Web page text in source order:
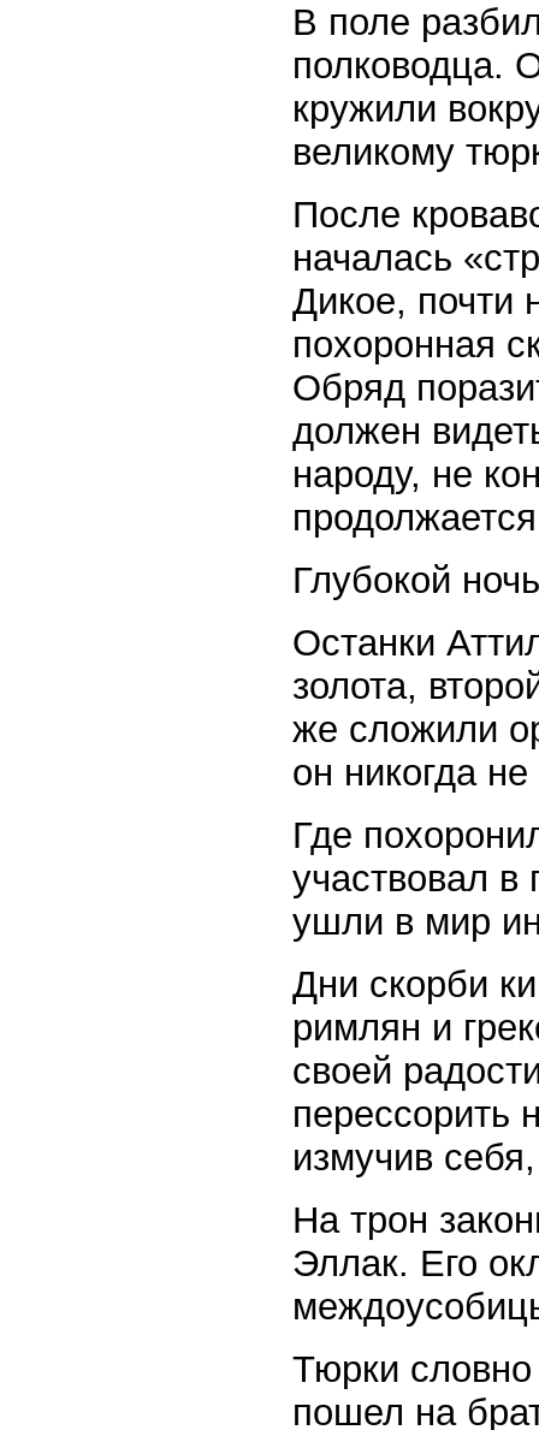
В поле
полководца.
кружили
великому
После
началась
Дикое, почти
похоронная
Обряд
должен
народу, не
Глубокой
Останки
золота,
же сложили
он никогда
Где
участвовал
ушли в мир
Дни скорби
римлян и
своей
перессорить
измучив
На трон
Эллак. Его
Тюрки
пошел на